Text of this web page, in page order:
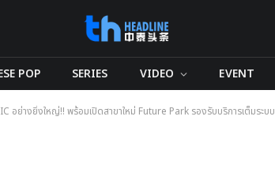
POP SERIES VIDEO EVENT
อย่างยิ่งใหญ่!! พร้อมเปิดสาขาใหม่ Future Park รองรับบริการเต็มระบบ